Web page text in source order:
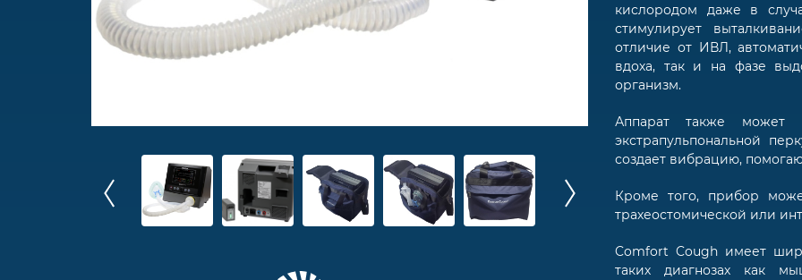
кислородом даже в
стимулирует
отличие от ИВЛ,
вдоха, так и на фазе
организм.
Аппарат также может
экстрапульпональной
создает вибрацию,
Кроме того, прибор
трахеостомической или
Comfort Cough имеет
таких диагнозах как